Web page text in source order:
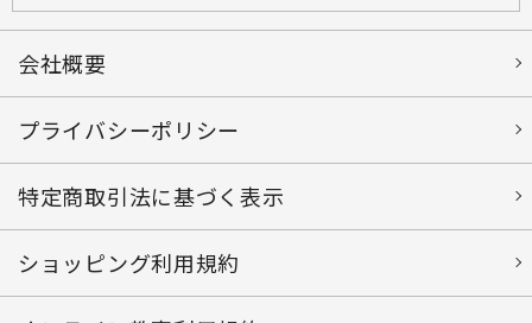
会社概要
プライバシーポリシー
特定商取引法に基づく表示
ショッピング利用規約